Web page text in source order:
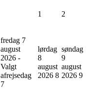
1 2
fredag 7
august
2026 -
Valgt
afrejsedag
7
lørdag
8
august
2026 8
søndag
9
august
2026 9